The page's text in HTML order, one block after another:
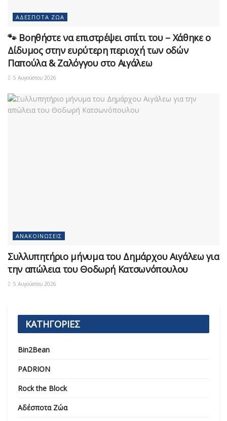
ΑΔΈΣΠΟΤΑ ΖΏΑ
🐾 Βοηθήστε να επιστρέψει σπίτι του – Χάθηκε ο
Δίδυμος στην ευρύτερη περιοχή των οδών
Παπούλα & Ζαλόγγου στο Αιγάλεω
5 Αυγούστου 2026
ΑΝΑΚΟΙΝΏΣΕΙΣ
Συλλυπητήριο μήνυμα του Δημάρχου Αιγάλεω για
την απώλεια του Θοδωρή Κατσωνόπουλου
5 Αυγούστου 2026
ΚΑΤΗΓΟΡΙΕΣ
Bin2Bean
PADRION
Rock the Block
Αδέσποτα Ζώα